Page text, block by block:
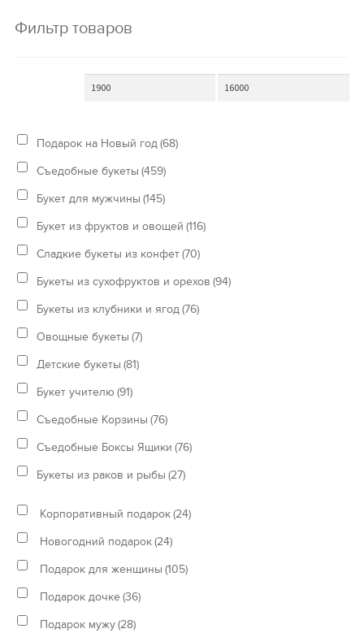
Фильтр товаров
Подарок на Новый год(68)
Съедобные букеты (459)
Букет для мужчины (145)
Букет из фруктов и овощей (116)
Сладкие букеты из конфет(70)
Букеты из сухофруктов и орехов (94)
Букеты из клубники и ягод(76)
Овощные букеты (7)
Детские букеты (81)
Букет учителю (91)
Съедобные Корзины (76)
Съедобные Боксы Ящики (76)
Букеты из раков и рыбы (27)
Корпоративный подарок(24)
Новогодний подарок(24)
Подарок для женщины (105)
Подарок дочке(36)
Подарок мужу(28)